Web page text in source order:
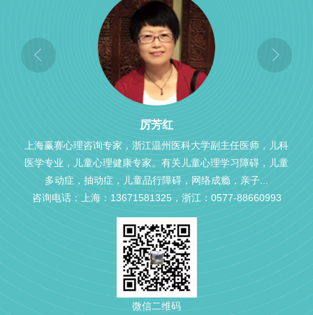
厉芳红
上海赢赛心理咨询专家，浙江温州医科大学副主任医师，儿科
医学专业，儿童心理健康专家。有关儿童心理学习障碍，儿童
多动症，抽动症，儿童品行障碍，网络成瘾，亲子...
咨询电话：上海：13671581325，浙江：0577-88660993
微信二维码